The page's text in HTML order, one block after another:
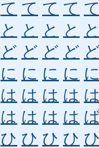
て て て て
と と と と
ど ど ど ど
に に に に
は は は は
は は は は
ひ ひ ひ ひ